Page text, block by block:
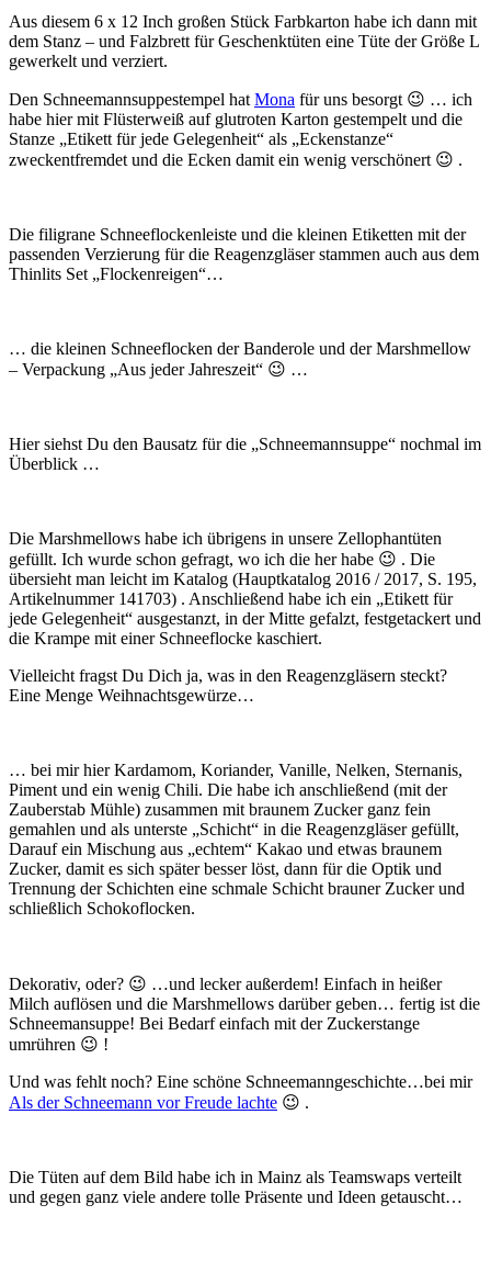
Aus diesem 6 x 12 Inch großen Stück Farbkarton habe ich dann mit
dem Stanz – und Falzbrett für Geschenktüten eine Tüte der Größe L
gewerkelt und verziert.
Den Schneemannsuppestempel hat Mona für uns besorgt 😉 … ich
habe hier mit Flüsterweiß auf glutroten Karton gestempelt und die
Stanze „Etikett für jede Gelegenheit“ als „Eckenstanze“
zweckentfremdet und die Ecken damit ein wenig verschönert 😉 .
Die filigrane Schneeflockenleiste und die kleinen Etiketten mit der
passenden Verzierung für die Reagenzgläser stammen auch aus dem
Thinlits Set „Flockenreigen“…
… die kleinen Schneeflocken der Banderole und der Marshmellow
– Verpackung „Aus jeder Jahreszeit“ 😉 …
Hier siehst Du den Bausatz für die „Schneemannsuppe“ nochmal im
Überblick …
Die Marshmellows habe ich übrigens in unsere Zellophantüten
gefüllt. Ich wurde schon gefragt, wo ich die her habe 😉 . Die
übersieht man leicht im Katalog (Hauptkatalog 2016 / 2017, S. 195,
Artikelnummer 141703) . Anschließend habe ich ein „Etikett für
jede Gelegenheit“ ausgestanzt, in der Mitte gefalzt, festgetackert und
die Krampe mit einer Schneeflocke kaschiert.
Vielleicht fragst Du Dich ja, was in den Reagenzgläsern steckt?
Eine Menge Weihnachtsgewürze…
… bei mir hier Kardamom, Koriander, Vanille, Nelken, Sternanis,
Piment und ein wenig Chili. Die habe ich anschließend (mit der
Zauberstab Mühle) zusammen mit braunem Zucker ganz fein
gemahlen und als unterste „Schicht“ in die Reagenzgläser gefüllt,
Darauf ein Mischung aus „echtem“ Kakao und etwas braunem
Zucker, damit es sich später besser löst, dann für die Optik und
Trennung der Schichten eine schmale Schicht brauner Zucker und
schließlich Schokoflocken.
Dekorativ, oder? 😉 …und lecker außerdem! Einfach in heißer
Milch auflösen und die Marshmellows darüber geben… fertig ist die
Schneemansuppe! Bei Bedarf einfach mit der Zuckerstange
umrühren 😉 !
Und was fehlt noch? Eine schöne Schneemanngeschichte…bei mir
Als der Schneemann vor Freude lachte 😉 .
Die Tüten auf dem Bild habe ich in Mainz als Teamswaps verteilt
und gegen ganz viele andere tolle Präsente und Ideen getauscht…